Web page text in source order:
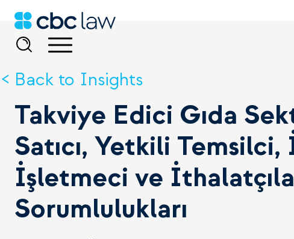
Back to Insights
Takviye Edici Gıda
Satıcı, Yetkili
İşletmeci ve
Sorumlulukları